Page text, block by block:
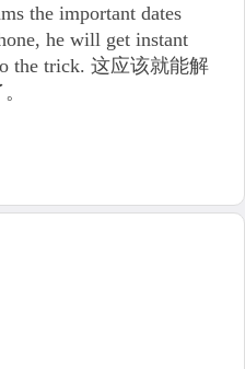
the important dates
he will get instant
the trick. 这应该就能解